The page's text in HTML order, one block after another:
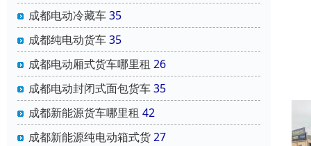
成都电动冷藏车35
成都纯电动货车35
成都电动厢式货车哪里租 26
成都电动封闭式面包货车35
成都新能源货车哪里租 42
成都新能源纯电动箱式货27